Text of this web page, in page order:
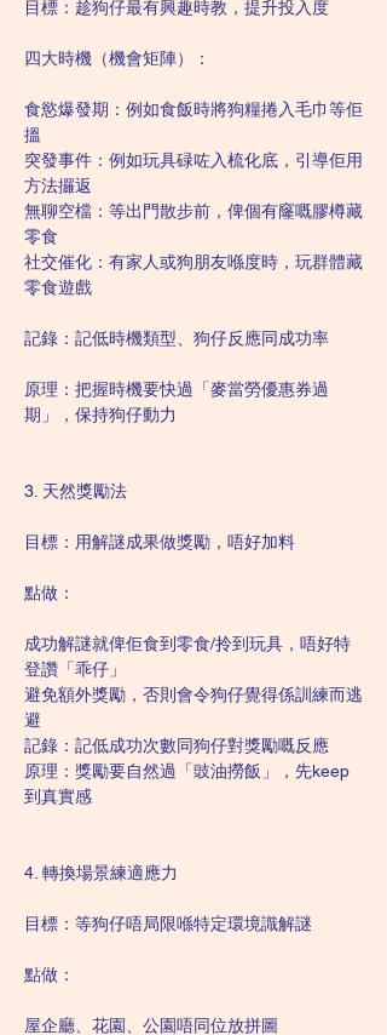
目標：趁狗仔最有興趣時教，提升投入度
四大時機（機會矩陣）：
食慾爆發期：例如食飯時將狗糧捲入毛巾等佢
搵
突發事件：例如玩具碌咗入梳化底，引導佢用
方法攞返
無聊空檔：等出門散步前，俾個有窿嘅膠樽藏
零食
社交催化：有家人或狗朋友喺度時，玩群體藏
零食遊戲
記錄：記低時機類型、狗仔反應同成功率
原理：把握時機要快過「麥當勞優惠券過
期」，保持狗仔動力
3. 天然獎勵法
目標：用解謎成果做獎勵，唔好加料
點做：
成功解謎就俾佢食到零食/拎到玩具，唔好特
登讚「乖仔」
避免額外獎勵，否則會令狗仔覺得係訓練而逃
避
記錄：記低成功次數同狗仔對獎勵嘅反應
原理：獎勵要自然過「豉油撈飯」，先keep
到真實感
4. 轉換場景練適應力
目標：等狗仔唔局限喺特定環境識解謎
點做：
屋企廳、花園、公園唔同位放拼圖